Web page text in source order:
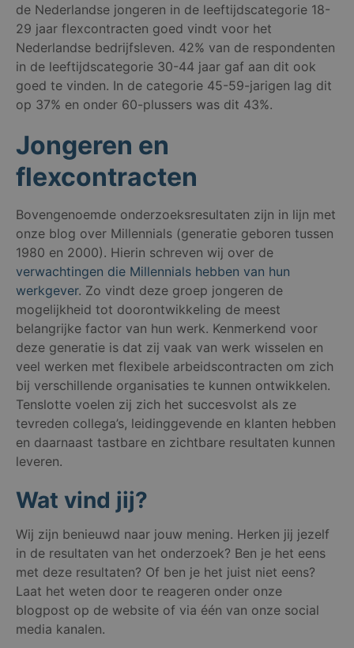
de Nederlandse jongeren in de leeftijdscategorie 18-
29 jaar flexcontracten goed vindt voor het
Nederlandse bedrijfsleven. 42% van de respondenten
in de leeftijdscategorie 30-44 jaar gaf aan dit ook
goed te vinden. In de categorie 45-59-jarigen lag dit
op 37% en onder 60-plussers was dit 43%.
Jongeren en
flexcontracten
Bovengenoemde onderzoeksresultaten zijn in lijn met
onze blog over Millennials (generatie geboren tussen
1980 en 2000). Hierin schreven wij over de
verwachtingen die Millennials hebben van hun
werkgever. Zo vindt deze groep jongeren de
mogelijkheid tot doorontwikkeling de meest
belangrijke factor van hun werk. Kenmerkend voor
deze generatie is dat zij vaak van werk wisselen en
veel werken met flexibele arbeidscontracten om zich
bij verschillende organisaties te kunnen ontwikkelen.
Tenslotte voelen zij zich het succesvolst als ze
tevreden collega’s, leidinggevende en klanten hebben
en daarnaast tastbare en zichtbare resultaten kunnen
leveren.
Wat vind jij?
Wij zijn benieuwd naar jouw mening. Herken jij jezelf
in de resultaten van het onderzoek? Ben je het eens
met deze resultaten? Of ben je het juist niet eens?
Laat het weten door te reageren onder onze
blogpost op de website of via één van onze social
media kanalen.